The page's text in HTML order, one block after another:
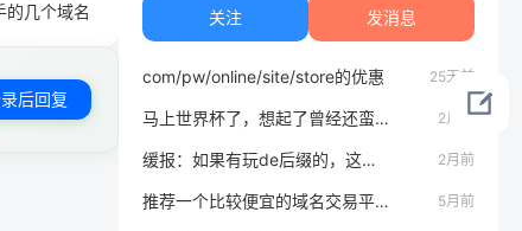
的几个域名
后回复
关注 发消息
com/pw/online/site/store的优惠 25天前
马上世界杯了，想起了曾经还蛮“火”的ty域名
2月前
缓报：如果有玩de后缀的，这几天记得检查邮箱
2月前
推荐一个比较便宜的域名交易平台【313】5月前